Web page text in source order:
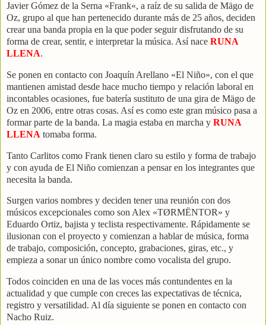
Javier Gómez de la Serna «Frank«, a raíz de su salida de Mägo de
Oz, grupo al que han pertenecido durante más de 25 años, deciden
crear una banda propia en la que poder seguir disfrutando de su
forma de crear, sentir, e interpretar la música. Así nace RUNA
LLENA.
Se ponen en contacto con Joaquín Arellano «El Niño», con el que
mantienen amistad desde hace mucho tiempo y relación laboral en
incontables ocasiones, fue batería sustituto de una gira de Mägo de
Oz en 2006, entre otras cosas. Así es como este gran músico pasa a
formar parte de la banda. La magia estaba en marcha y RUNA
LLENA tomaba forma.
Tanto Carlitos como Frank tienen claro su estilo y forma de trabajo
y con ayuda de El Niño comienzan a pensar en los integrantes que
necesita la banda.
Surgen varios nombres y deciden tener una reunión con dos
músicos excepcionales como son Alex «TØRMËNTOR» y
Eduardo Ortiz, bajista y teclista respectivamente. Rápidamente se
ilusionan con el proyecto y comienzan a hablar de música, forma
de trabajo, composición, concepto, grabaciones, giras, etc., y
empieza a sonar un único nombre como vocalista del grupo.
Todos coinciden en una de las voces más contundentes en la
actualidad y que cumple con creces las expectativas de técnica,
registro y versatilidad. Al día siguiente se ponen en contacto con
Nacho Ruiz.